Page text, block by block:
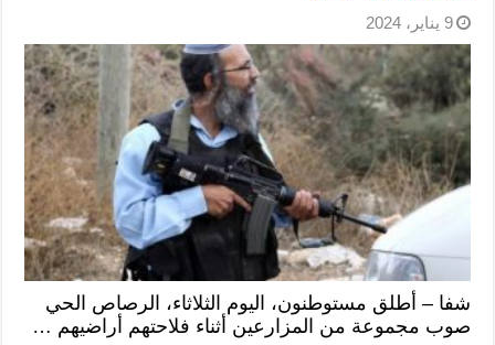
9 يناير، 2024
شفا – أطلق مستوطنون، اليوم الثلاثاء، الرصاص الحي
صوب مجموعة من المزارعين أثناء فلاحتهم أراضيهم …